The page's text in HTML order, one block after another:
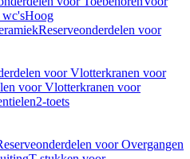
wc'sHoog
Reserveonderdelen voor
voor Vlotterkranen voor
voor Vlotterkranen voor
2-toets
voor Overgangen